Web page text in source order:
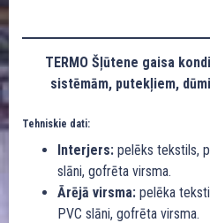
TERMO Šļūtene gaisa
sistēmām, putekļiem,
Tehniskie dati:
Interjers: pelēks tekstils,
slāni, gofrēta virsma.
Ārējā virsma: pelēka
PVC slāni, gofrēta virsma.